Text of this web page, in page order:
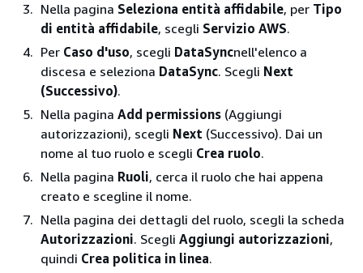
Nella pagina Seleziona entità affidabile, per Tipo
di entità affidabile, scegli Servizio AWS.
Per Caso d'uso, scegli DataSyncnell'elenco a
discesa e seleziona DataSync. Scegli Next
(Successivo).
Nella pagina Add permissions (Aggiungi
autorizzazioni), scegli Next (Successivo). Dai un
nome al tuo ruolo e scegli Crea ruolo.
Nella pagina Ruoli, cerca il ruolo che hai appena
creato e scegline il nome.
Nella pagina dei dettagli del ruolo, scegli la scheda
Autorizzazioni. Scegli Aggiungi autorizzazioni,
quindi Crea politica in linea.